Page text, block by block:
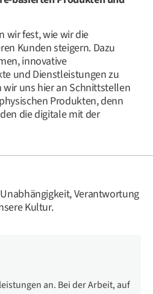
wir fest, wie wir die
Kunden steigern. Dazu
innovative
und Dienstleistungen zu
uns hier an Schnittstellen
Produkten, denn
die digitale mit der
Verantwortung
Kultur.
an. Bei der Arbeit, auf